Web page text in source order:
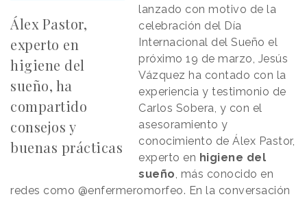
Álex Pastor,
experto en
higiene del
sueño, ha
compartido
consejos y
buenas prácticas
lanzado con motivo de la
celebración del Día
Internacional del Sueño el
próximo 19 de marzo, Jesús
Vázquez ha contado con la
experiencia y testimonio de
Carlos Sobera, y con el
asesoramiento y
conocimiento de Álex Pastor,
experto en higiene del
sueño , más conocido en
redes como @enfermeromorfeo. En la conversación